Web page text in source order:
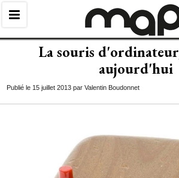
La souris
aujourd'hui
Publié le 15 juillet 2013 par Valentin Boudonnet